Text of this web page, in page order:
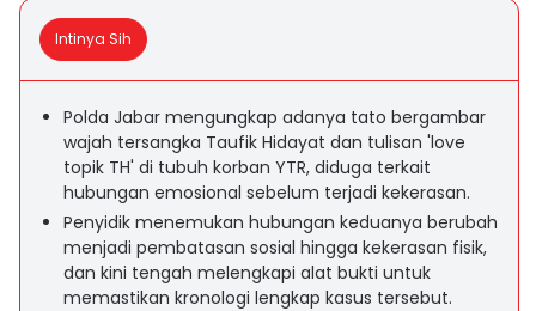
Intinya Sih
Polda Jabar mengungkap adanya tato bergambar
wajah tersangka Taufik Hidayat dan tulisan 'love
topik TH' di tubuh korban YTR, diduga terkait
hubungan emosional sebelum terjadi kekerasan.
Penyidik menemukan hubungan keduanya berubah
menjadi pembatasan sosial hingga kekerasan fisik,
dan kini tengah melengkapi alat bukti untuk
memastikan kronologi lengkap kasus tersebut.